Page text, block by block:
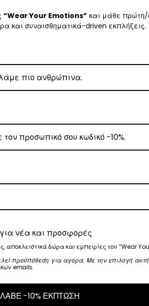
χρέωση
σας.
χωρίς να έχετε την υποχρέωση να αναφέρετε
τον πελάτη. Τα χρήματα θα
“Wear Your Emotions” και μάθε πρώτη/
και συναισθηματικά-driven εκπλήξεις.
νέα και προσφορές
αποκλειστικά δώρα και εμπειρίες του “Wear
προϋπόθεση για αγορά. Με την επιλογή αυτή
emails.
ΛΑΒΕ -10% ΕΚΠΤΩΣΗ